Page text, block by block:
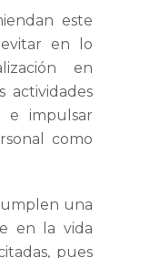
este
en lo
en
actividades
impulsar
como
una
en la vida
pues